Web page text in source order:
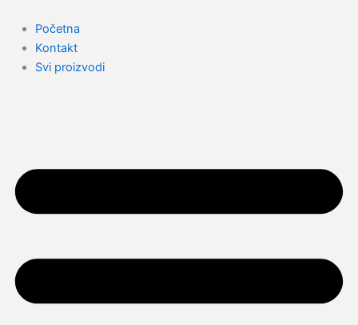
content
Početna
Kontakt
Svi proizvodi